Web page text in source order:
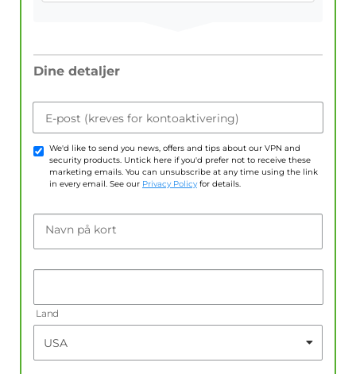
Dine detaljer
E-post (kreves for kontoaktivering)
We'd like to send you news, offers and tips about our VPN and
security products. Untick here if you'd prefer not to receive these
marketing emails. You can unsubscribe at any time using the link
in every email. See our Privacy Policy for details.
Navn på kort
Land